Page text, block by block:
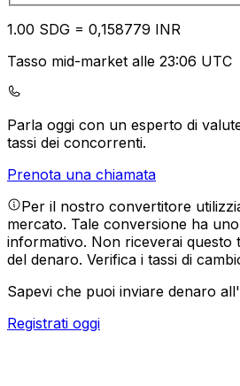
1.00 SDG = 0,158779 INR
Tasso mid-market alle 23:06 UTC
Parla oggi con un esperto di
tassi dei concorrenti.
Prenota una chiamata
Per il nostro convertitore
mercato. Tale conversione ha
informativo. Non riceverai questo
del denaro. Verifica i tassi di
Sapevi che puoi inviare denaro
Registrati oggi